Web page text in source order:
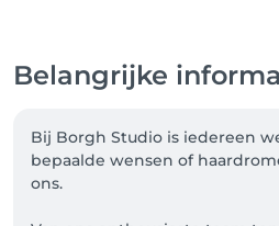
Belangrijke
Bij Borgh Studio is iedereen
bepaalde wensen of
ons.